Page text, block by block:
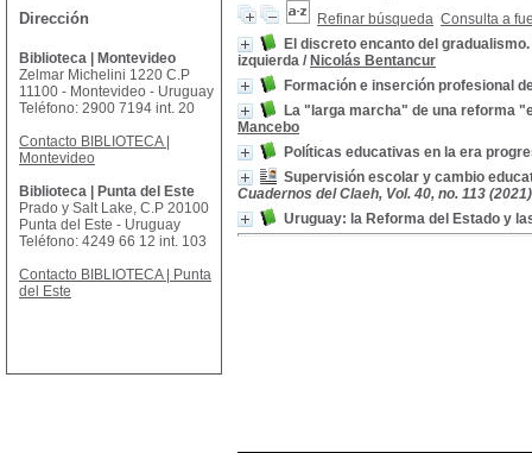
Refinar búsqueda Consulta a
El discreto encanto del
izquierda / Nicolás Bentancur
Formación e inserción profesional
La "larga marcha" de una reforma
Mancebo
Políticas educativas en la era
Supervisión escolar y cambio
Cuadernos del Claeh, Vol. 40, no. 113 (2021)
Uruguay: la Reforma del Estado y
Dirección
Biblioteca | Montevideo
Zelmar Michelini 1220 C.P
11100 - Montevideo - Uruguay
Teléfono: 2900 7194 int. 20
Contacto BIBLIOTECA |
Montevideo
Biblioteca | Punta del Este
Prado y Salt Lake, C.P 20100
Punta del Este - Uruguay
Teléfono: 4249 66 12 int. 103
Contacto BIBLIOTECA | Punta
del Este